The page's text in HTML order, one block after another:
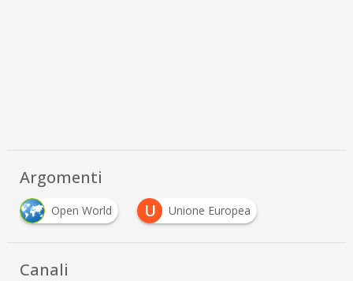
Argomenti
Open World U Unione Europea
Canali